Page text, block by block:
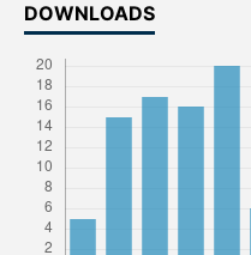
DOWNLOADS